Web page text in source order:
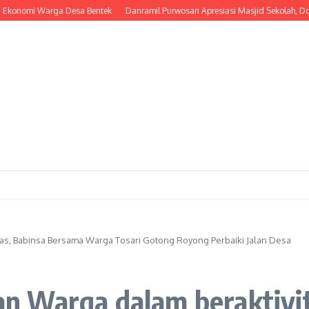
Warga Desa Bentek Danramil Purwosari Apresiasi Masjid Sekolah, Dorong
Babinsa Bersama Warga Tosari Gotong Royong Perbaiki Jalan Desa
Warga dalam